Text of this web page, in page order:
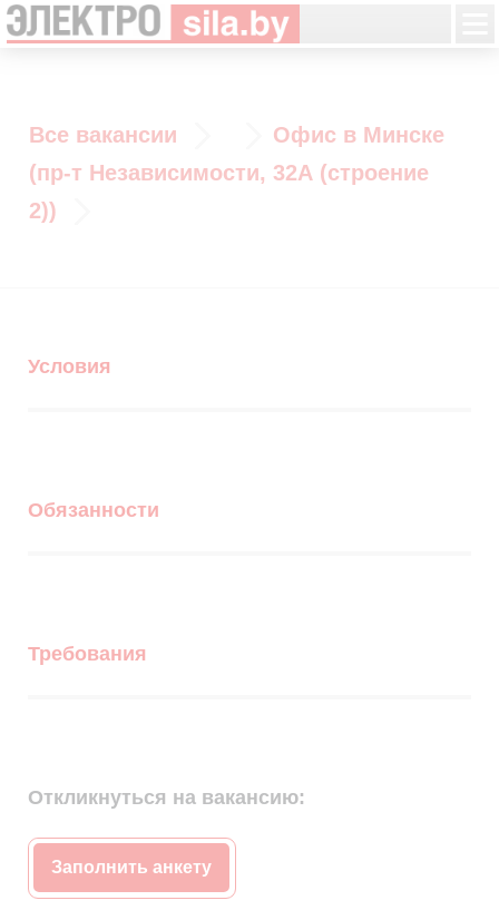
Все вакансии
Офис в Минске
(пр-т Независимости, 32А (строение
2))
Условия
Обязанности
Требования
Откликнуться на вакансию:
Заполнить анкету